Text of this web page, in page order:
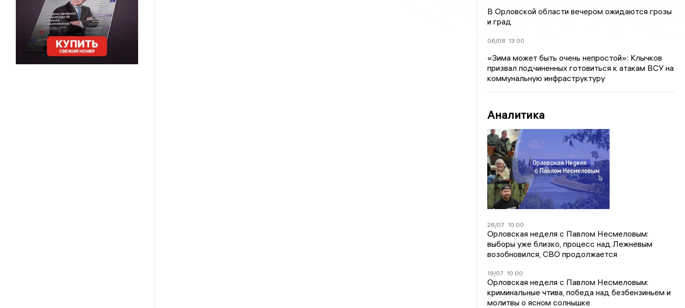
В Орловской области вечером ожидаются грозы
и град
06/08 13:00
«Зима может быть очень непростой»: Клычков
призвал подчиненных готовиться к атакам ВСУ на
коммунальную инфраструктуру
Аналитика
26/07 10:00
Орловская неделя с Павлом Несмеловым:
выборы уже близко, процесс над Лежневым
возобновился, СВО продолжается
19/07 10:00
Орловская неделя с Павлом Несмеловым:
криминальные чтива, победа над безбензиньем и
молитвы о ясном солнышке